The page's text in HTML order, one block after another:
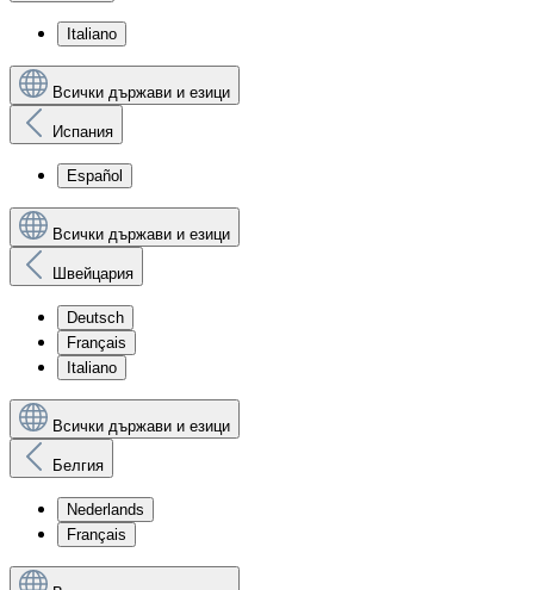
Italiano
Всички държави и езици
Испания
Español
Всички държави и езици
Швейцария
Deutsch
Français
Italiano
Всички държави и езици
Белгия
Nederlands
Français